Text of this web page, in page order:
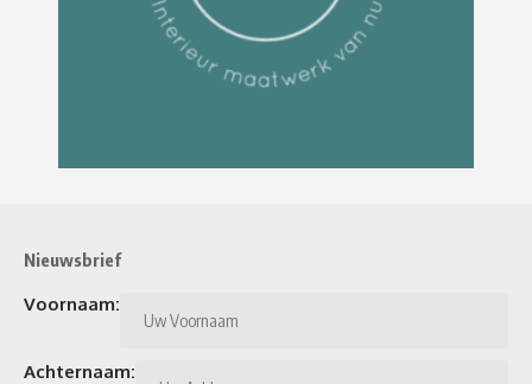
Nieuwsbrief
Voornaam:
Achternaam: